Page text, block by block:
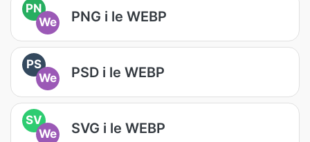
PN
We
PNG i le WEBP
PS
We
PSD i le WEBP
SV
We
SVG i le WEBP